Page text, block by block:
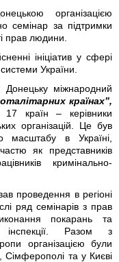
організацією
семінар за підтримки
прав людини.
ініціатив у сфері
України.
міжнародний
країнах”,
країн – керівники
організацій. Це був
масштабу в Україні,
як представників
кримінально-
проведення в регіоні
ряд семінарів з прав
покарань та
інспекції. Разом з
організацією були
Сімферополі та у Києві